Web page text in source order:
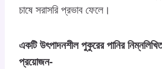
চাষে সরাসরি প্রভাব ফেলে।
একটি উৎপাদনশীল পুকুরের পানির
প্রয়োজন-